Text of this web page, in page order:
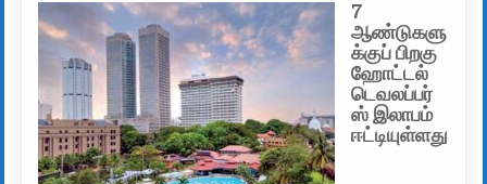
7
ஆண்டுகளு
க்குப் பிறகு
ஹோட்டல்
டெவலப்பர்
ஸ் இலாபம்
ஈட்டியுள்ளது